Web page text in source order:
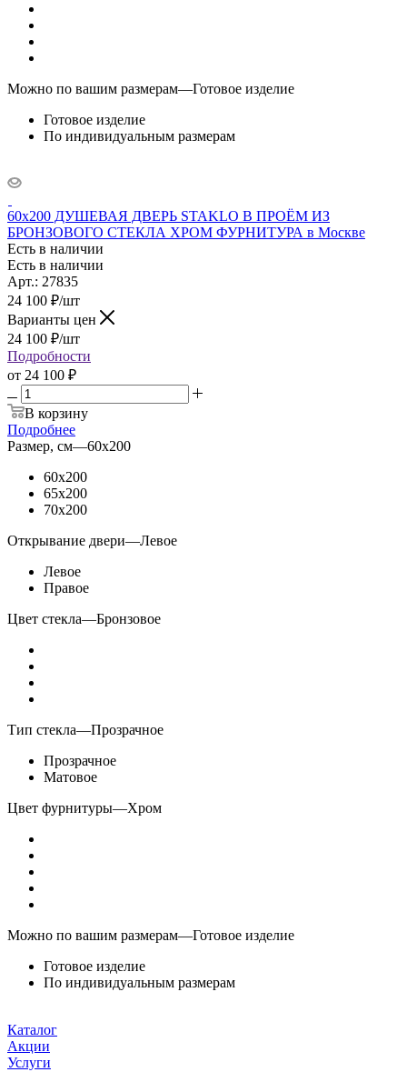
Можно по вашим размерам—Готовое изделие
Готовое изделие
По индивидуальным размерам
60x200 ДУШЕВАЯ ДВЕРЬ STAKLO В ПРОЁМ ИЗ
БРОНЗОВОГО СТЕКЛА ХРОМ ФУРНИТУРА в Москве
Есть в наличии
Есть в наличии
Арт.: 27835
24 100 ₽/шт
Варианты цен
24 100 ₽/шт
Подробности
от 24 100 ₽
В корзину
Подробнее
Размер, см—60x200
60x200
65x200
70x200
Открывание двери—Левое
Левое
Правое
Цвет стекла—Бронзовое
Тип стекла—Прозрачное
Прозрачное
Матовое
Цвет фурнитуры—Хром
Можно по вашим размерам—Готовое изделие
Готовое изделие
По индивидуальным размерам
Каталог
Акции
Услуги